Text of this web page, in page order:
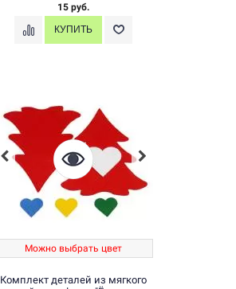
15 руб.
Можно выбрать цвет
Комплект деталей из мягкого